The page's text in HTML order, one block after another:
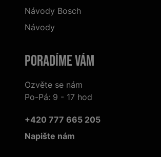
Návody Bosch
Návody
Poradíme Vám
Ozvěte se nám
Po-Pá: 9 - 17 hod
+420 777 665 205
Napište nám